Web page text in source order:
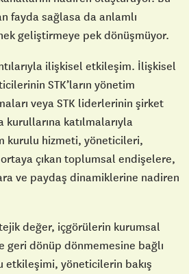
fayda sağlasa da anlamlı
geliştirmeye pek dönüşmüyor.
ilişkisel etkileşim. İlişkisel
STK’ların yönetim
veya STK liderlerinin şirket
kurullarına katılmalarıyla
kurulu hizmeti, yöneticileri,
çıkan toplumsal endişelere,
ve paydaş dinamiklerine nadiren
değer, içgörülerin kurumsal
geri dönüp dönmemesine bağlı
etkileşimi, yöneticilerin bakış